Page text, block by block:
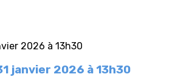
janvier 2026 à 13h30